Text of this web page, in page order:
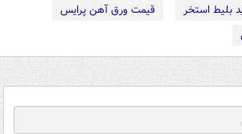
بلیط استخر
قیمت ورق آهن پرایس